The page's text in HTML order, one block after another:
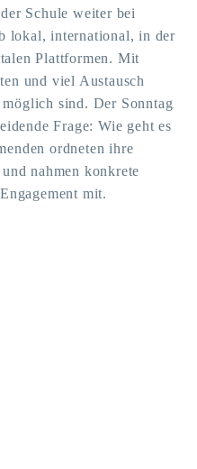
Schule weiter bei
lokal, international, in der
Plattformen. Mit
und viel Austausch
sind. Der Sonntag
Frage: Wie geht es
ordneten ihre
nahmen konkrete
mit.